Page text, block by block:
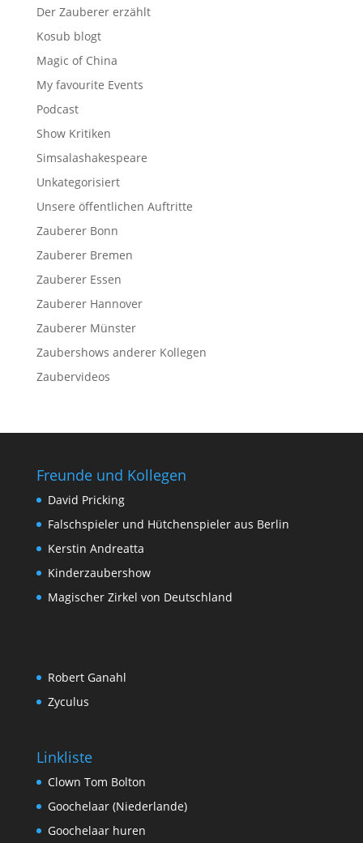
Der Zauberer erzählt
Kosub blogt
Magic of China
My favourite Events
Podcast
Show Kritiken
Simsalashakespeare
Unkategorisiert
Unsere öffentlichen Auftritte
Zauberer Bonn
Zauberer Bremen
Zauberer Essen
Zauberer Hannover
Zauberer Münster
Zaubershows anderer Kollegen
Zaubervideos
Freunde und Kollegen
David Pricking
Falschspieler und Hütchenspieler aus Berlin
Kerstin Andreatta
Kinderzaubershow
Magischer Zirkel von Deutschland
Robert Ganahl
Zyculus
Linkliste
Clown Tom Bolton
Goochelaar (Niederlande)
Goochelaar huren